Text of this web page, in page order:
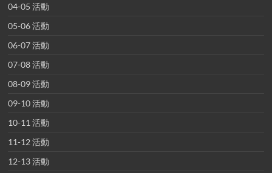
04-05 活動
05-06 活動
06-07 活動
07-08 活動
08-09 活動
09-10 活動
10-11 活動
11-12 活動
12-13 活動